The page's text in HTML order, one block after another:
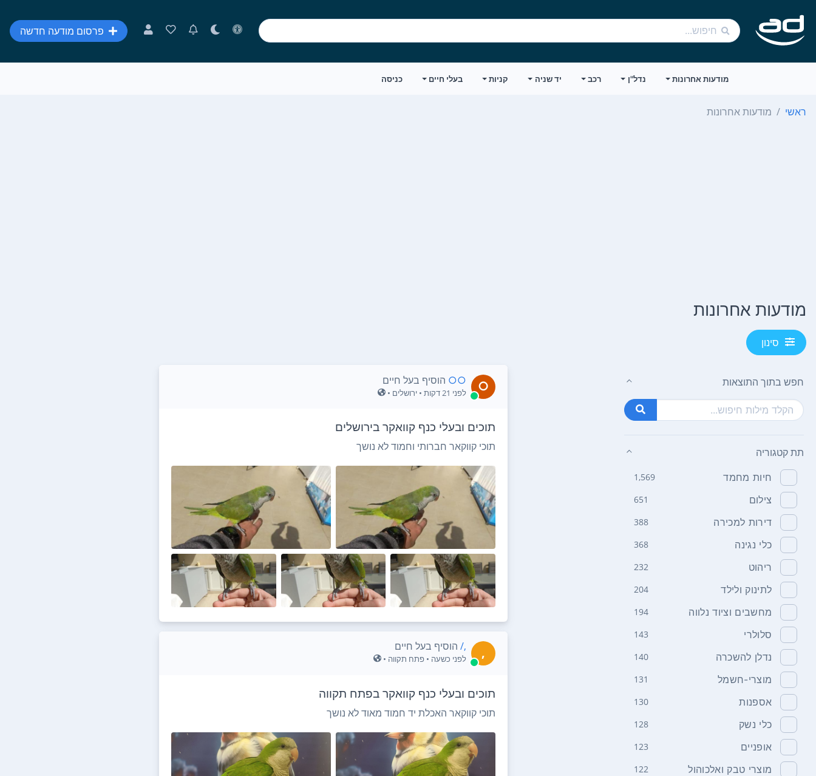
פרסום מודעה חדשה
מודעות אחרונות נדל"ן רכב יד שניה קניות בעלי חיים כניסה
ראשי מודעות אחרונות
מודעות אחרונות
סינון
חפש בתוך התוצאות
תת קטגוריה
חיות מחמד 1,569
צילום 651
דירות למכירה 388
כלי נגינה 368
ריהוט 232
לתינוק ולילד 204
מחשבים וציוד נלווה 194
סלולרי 143
נדלן להשכרה 140
מוצרי-חשמל 131
אספנות 130
כלי נשק 128
אופניים 123
מוצרי טבק ואלכוהול 122
○
○○ הוסיף בעל חיים
לפני 21 דקות • ירושלים •
תוכים ובעלי כנף קוואקר בירושלים
תוכי קווקאר חברותי וחמוד לא נושך
,
,/ הוסיף בעל חיים
לפני כשעה • פתח תקווה •
תוכים ובעלי כנף קוואקר בפתח תקווה
תוכי קווקאר האכלת יד חמוד מאוד לא נושך